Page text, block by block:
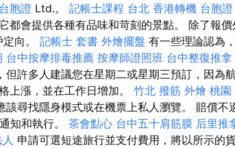
胞證 Ltd.。 記帳士課程 台北 香港轉機 台胞證
都會提供各種有品味和苛刻的景點。 除了報價
向。 記帳士 套書 外燴擺盤 有一些理論認為
台中按摩排毒推薦 按摩師證照班 台中整復推拿
但許多人建議您在星期二或星期三預訂，因為
上漲，並在工作日增加。 竹北 撥筋 外燴 桃園
該尋找隱身模式或在機票上私人瀏覽。 賠償不
知和執行。 茶會點心 台中五十肩筋膜 后里推
申請可選短途旅行並支付費用，將以所示的